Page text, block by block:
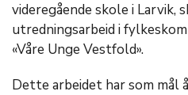
videregående skole i Larvik,
utredningsarbeid i
«Våre Unge Vestfold».
Dette arbeidet har som